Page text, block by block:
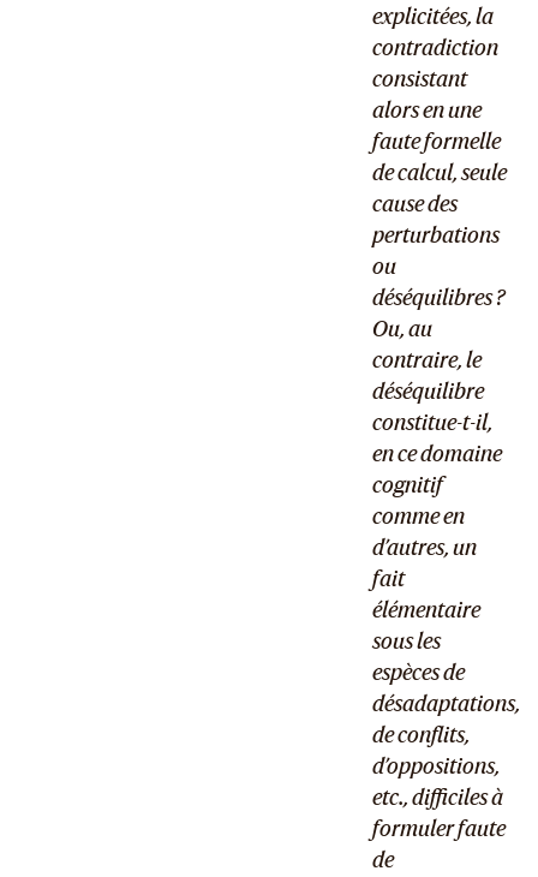
explicitées, la
contradiction
consistant
alors en une
faute formelle
de calcul, seule
cause des
perturbations
ou
déséquilibres ?
Ou, au
contraire, le
déséquilibre
constitue-t-il,
en ce domaine
cognitif
comme en
d’autres, un
fait
élémentaire
sous les
espèces de
désadaptations,
de conflits,
d’oppositions,
etc., difficiles à
formuler faute
de